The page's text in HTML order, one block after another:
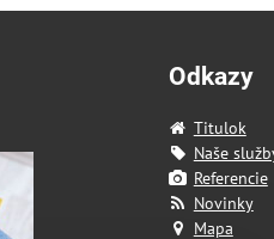
Odkazy
Titulok
Naše
Referencie
Novinky
Mapa